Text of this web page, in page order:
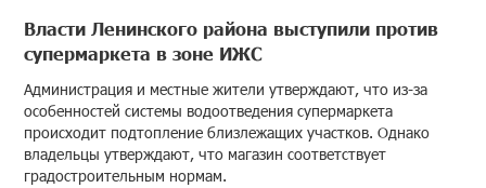
Власти Ленинского района выступили против
супермаркета в зоне ИЖС
Администрация и местные жители утверждают, что из-за
особенностей системы водоотведения супермаркета
происходит подтопление близлежащих участков. Однако
владельцы утверждают, что магазин соответствует
градостроительным нормам.